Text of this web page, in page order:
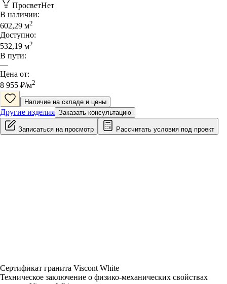
ПросветНет
В наличии:
602,29 м2
Доступно:
532,19 м2
В пути:
—
Цена от:
8 955 ₽/м2
Наличие на складе и цены
Другие изделия Заказать консультацию
Записаться на просмотр Рассчитать условия под проект
Сертификат гранита Viscont White
Техническое заключение о физико-механических свойствах